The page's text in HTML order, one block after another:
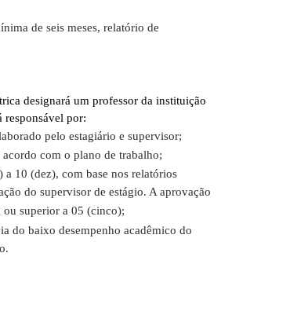
de seis meses, relatório de
designará um professor da instituição
responsável por:
pelo estagiário e supervisor;
com o plano de trabalho;
10 (dez), com base nos relatórios
do supervisor de estágio. A aprovação
superior a 05 (cinco);
do baixo desempenho acadêmico do